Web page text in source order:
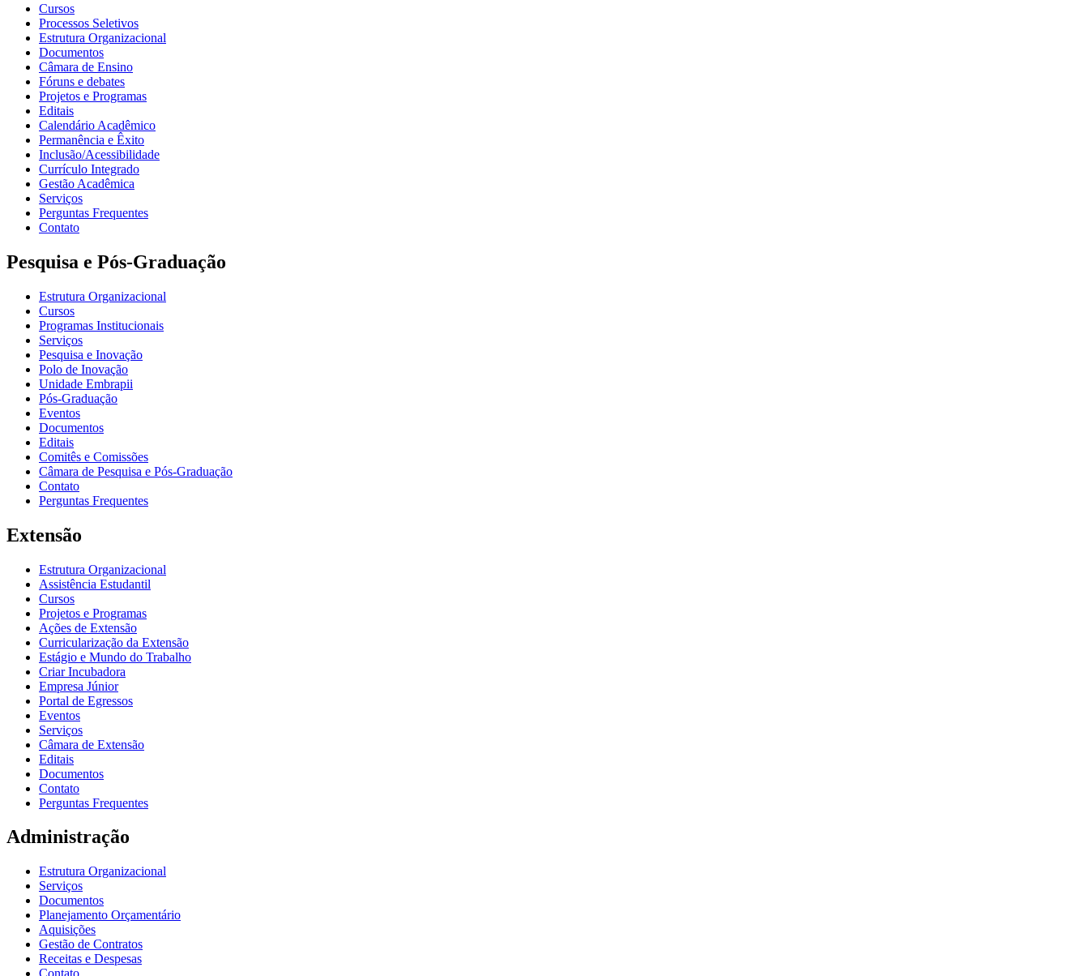
Cursos
Processos Seletivos
Estrutura Organizacional
Documentos
Câmara de Ensino
Fóruns e debates
Projetos e Programas
Editais
Calendário Acadêmico
Permanência e Êxito
Inclusão/Acessibilidade
Currículo Integrado
Gestão Acadêmica
Serviços
Perguntas Frequentes
Contato
Pesquisa e Pós-Graduação
Estrutura Organizacional
Cursos
Programas Institucionais
Serviços
Pesquisa e Inovação
Polo de Inovação
Unidade Embrapii
Pós-Graduação
Eventos
Documentos
Editais
Comitês e Comissões
Câmara de Pesquisa e Pós-Graduação
Contato
Perguntas Frequentes
Extensão
Estrutura Organizacional
Assistência Estudantil
Cursos
Projetos e Programas
Ações de Extensão
Curricularização da Extensão
Estágio e Mundo do Trabalho
Criar Incubadora
Empresa Júnior
Portal de Egressos
Eventos
Serviços
Câmara de Extensão
Editais
Documentos
Contato
Perguntas Frequentes
Administração
Estrutura Organizacional
Serviços
Documentos
Planejamento Orçamentário
Aquisições
Gestão de Contratos
Receitas e Despesas